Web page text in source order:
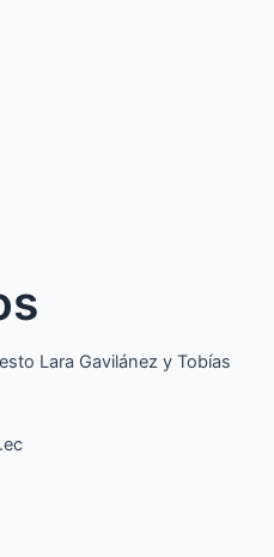
Lara Gavilánez y Tobías